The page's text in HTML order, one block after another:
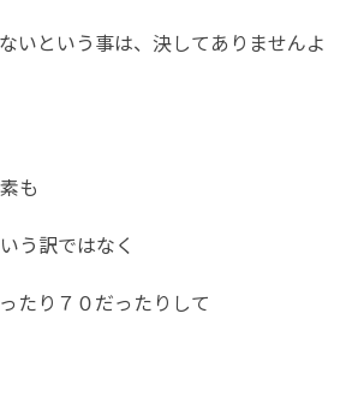
いという事は、決してありませんよ
も
う訳ではなく
たり７０だったりして